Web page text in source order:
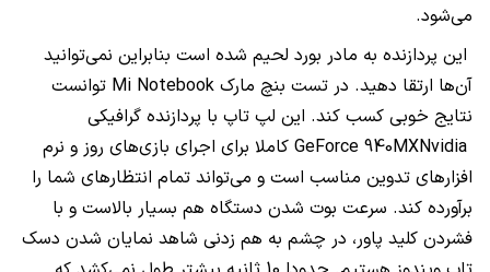
می‌شود.
این پردازنده به مادر بورد لحیم شده است بنابراین نمی‌توانید
آن‌ها ارتقا دهید. در تست بنچ مارک Mi Notebook توانست
نتایج خوبی کسب کند. این لپ تاپ با پردازنده گرافیکی
Nvidia
GeForce 940MX کاملا برای اجرای بازی‌های روز و نرم
افزارهای تدوین مناسب است و می‌تواند تمام انتظارهای شما را
برآورده کند. سرعت بوت شدن دستگاه هم بسیار بالاست و با
فشردن کلید پاور، در چشم به هم زدنی شاهد نمایان شدن دسک